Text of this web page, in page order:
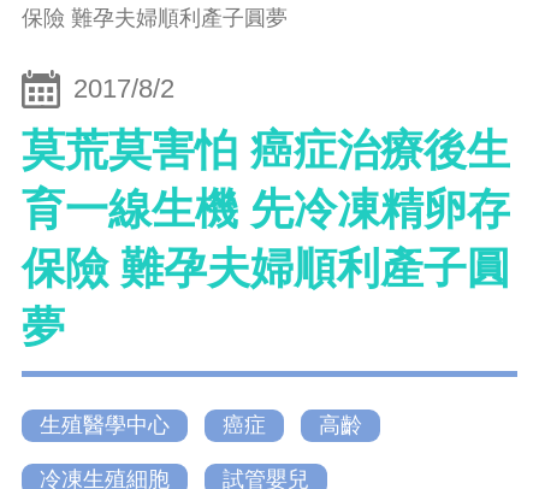
保險 難孕夫婦順利產子圓夢
2017/8/2
莫荒莫害怕 癌症治療後生
育一線生機 先冷凍精卵存
保險 難孕夫婦順利產子圓
夢
生殖醫學中心 癌症 高齡
冷凍生殖細胞 試管嬰兒